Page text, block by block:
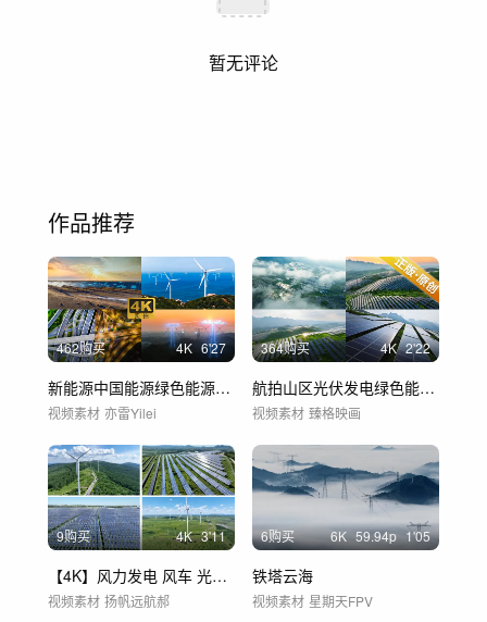
暂无评论
作品推荐
462购买 4K 6'27
新能源中国能源绿色能源电力国家电网太阳能
视频素材 亦雷Yilei
364购买 4K 2'22
航拍山区光伏发电绿色能源太阳能
视频素材 臻格映画
9购买 4K 3'11
【4K】风力发电 风车 光伏 太阳能
视频素材 扬帆远航郝
6购买 6K 59.94p 1'05
铁塔云海
视频素材 星期天FPV